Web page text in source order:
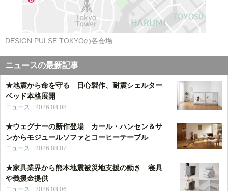
DESIGN PULSE TOKYOの各会場
ニュースの最新記事
★地震から命を守る 日心製作、耐震シェルター
ベッド本格展開
ニュース 2026.08.08
★ウェグナーの新作登場 カール・ハンセン＆サ
ンからモジュールソファとコーヒーテーブル
ニュース 2026.08.07
★家具業界から熊本地震被災地支援の動き 寝具
や義援金提供